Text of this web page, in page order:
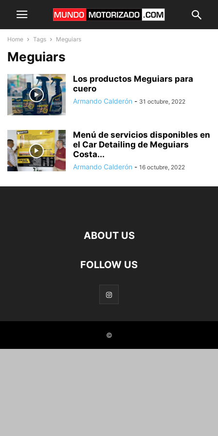
Home Tags Meguiars
Meguiars
Los productos Meguiars para
cuero
Armando Calderón - 31 octubre, 2022
Menú de servicios disponibles en
el Car Detailing de Meguiars
Costa...
Armando Calderón - 16 octubre, 2022
ABOUT US
FOLLOW US
©